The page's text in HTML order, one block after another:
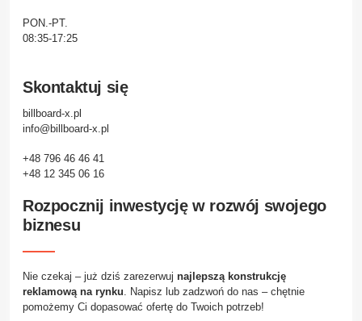
PON.-PT.
08:35-17:25
Skontaktuj się
billboard-x.pl
info@billboard-x.pl
+48 796 46 46 41
+48 12 345 06 16
Rozpocznij inwestycję w rozwój swojego
biznesu
Nie czekaj – już dziś zarezerwuj najlepszą konstrukcję
reklamową na rynku. Napisz lub zadzwoń do nas – chętnie
pomożemy Ci dopasować ofertę do Twoich potrzeb!